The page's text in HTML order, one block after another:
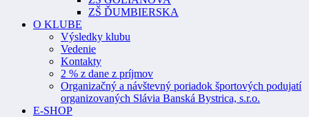
ZŠ ĎUMBIERSKA
O KLUBE
Výsledky klubu
Vedenie
Kontakty
2 % z dane z príjmov
Organizačný a návštevný poriadok športových podujatí
organizovaných Slávia Banská Bystrica, s.r.o.
E-SHOP